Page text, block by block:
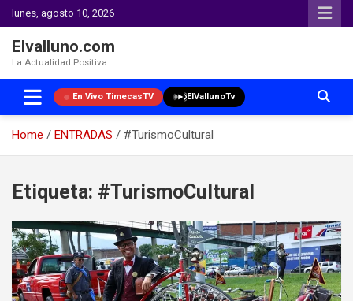
lunes, agosto 10, 2026
Elvalluno.com
La Actualidad Positiva.
En Vivo TimecasTV ElVallunoTv
Home ENTRADAS
#TurismoCultural
content
Etiqueta: #TurismoCultural